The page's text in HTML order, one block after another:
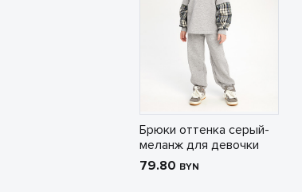
Брюки оттенка серый-
меланж для девочки
79.80 BYN